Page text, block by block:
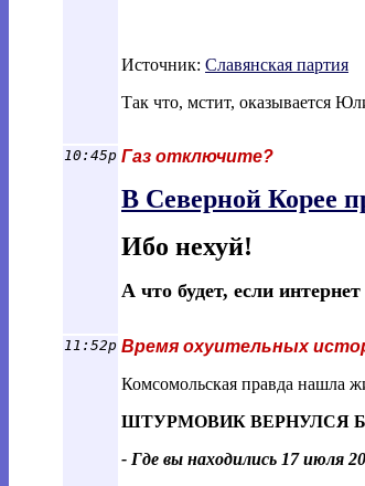
Источник: Славянская партия
Так что, мстит, оказывается
10:45p Газ отключите?
В Северной Корее
Ибо нехуй!
А что будет, если
11:52p Время охуительных
Комсомольская правда нашла
ШТУРМОВИК ВЕРНУЛСЯ
- Где вы находились 17 июля